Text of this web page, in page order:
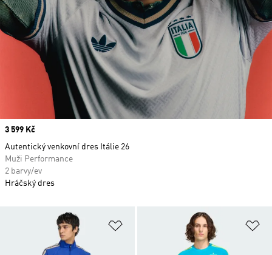
Přidat do seznamu přání
Price
3 599 Kč
Autentický venkovní dres Itálie 26
Muži Performance
2 barvy/ev
Hráčský dres